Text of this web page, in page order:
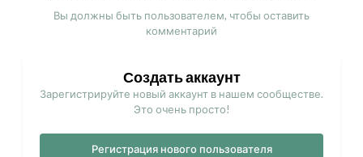
Вы должны быть пользователем, чтобы оставить
комментарий
Создать аккаунт
Зарегистрируйте новый аккаунт в нашем сообществе.
Это очень просто!
Регистрация нового пользователя